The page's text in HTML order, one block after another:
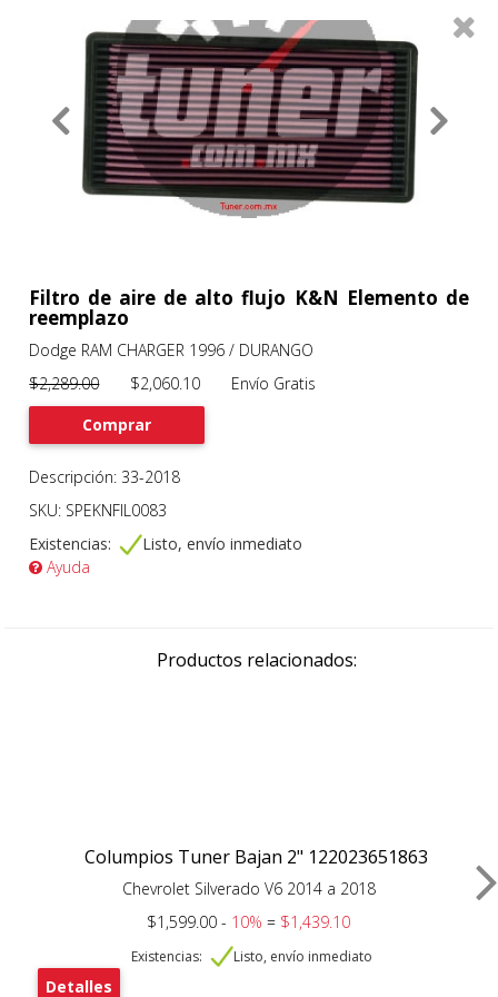
About
Services
Clients
Productos Filtros 0
Previous
Filtro de aire de alto flujo K&N Elemento de
reemplazo
Dodge RAM CHARGER 1996 / DURANGO
$2,289.00$2,060.10 Envío Gratis
Comprar
Descripción: 33-2018
SKU: SPEKNFIL0083
Existencias:
Listo, envío inmediato
Ayuda
Productos relacionados:
Columpios Tuner Bajan 2" 122023651863
Chevrolet Silverado V6 2014 a 2018
$1,599.00 - 10%= $1,439.10
Existencias: Listo, envío inmediato
Detalles